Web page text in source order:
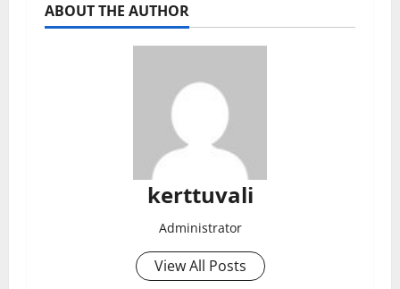
ABOUT THE AUTHOR
kerttuvali
Administrator
View All Posts